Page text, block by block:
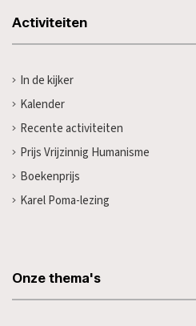
Activiteiten
In de kijker
Kalender
Recente activiteiten
Prijs Vrijzinnig Humanisme
Boekenprijs
Karel Poma-lezing
Onze thema's